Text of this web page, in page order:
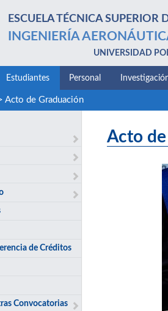
ESCUELA TÉCNICA SUPERIOR
INGENIERÍA
UNIVERSIDAD
Estudiantes Personal
Acto de Graduación
de Créditos
Convocatorias
Acto